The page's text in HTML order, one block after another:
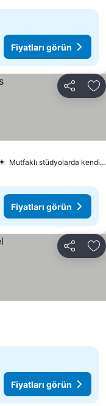
Fiyatları görün
Paylaş
Mutfaklı stüdyolarda kendi yemeğini yap
Fiyatları görün
Paylaş
Fiyatları görün